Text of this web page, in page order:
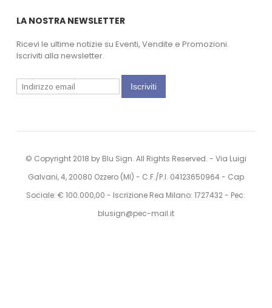
LA NOSTRA NEWSLETTER
Ricevi le ultime notizie su Eventi, Vendite e Promozioni.
Iscriviti alla newsletter.
Iscriviti
© Copyright 2018 by Blu Sign. All Rights Reserved. - Via Luigi
Galvani, 4, 20080 Ozzero (MI) - C.F./P.I. 04123650964 - Cap
Sociale: € 100.000,00 - Iscrizione Rea Milano: 1727432 - Pec:
blusign@pec-mail.it